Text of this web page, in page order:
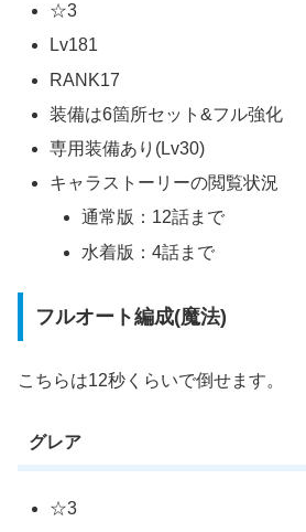
☆3
Lv181
RANK17
装備は6箇所セット&フル強化
専用装備あり(Lv30)
キャラストーリーの閲覧状況
通常版：12話まで
水着版：4話まで
フルオート編成(魔法)
こちらは12秒くらいで倒せます。
グレア
☆3